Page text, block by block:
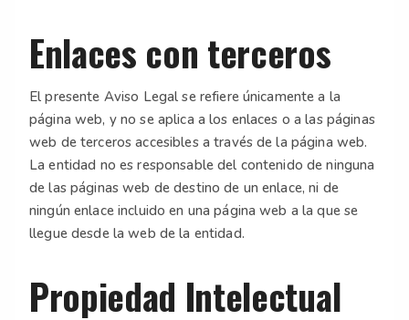
Enlaces con terceros
El presente Aviso Legal se refiere únicamente a la
página web, y no se aplica a los enlaces o a las páginas
web de terceros accesibles a través de la página web.
La entidad no es responsable del contenido de ninguna
de las páginas web de destino de un enlace, ni de
ningún enlace incluido en una página web a la que se
llegue desde la web de la entidad.
Propiedad Intelectual